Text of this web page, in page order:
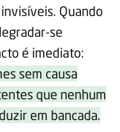
Quando
se
é imediato:
sem causa
que nenhum
em bancada.